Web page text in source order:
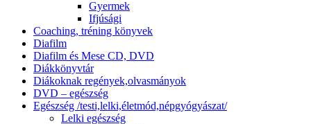
Gyermek
Ifjúsági
Coaching, tréning könyvek
Diafilm
Diafilm és Mese CD, DVD
Diákkönyvtár
Diákoknak regények,olvasmányok
DVD – egészség
Egészség /testi,lelki,életmód,népgyógyászat/
Lelki egészség